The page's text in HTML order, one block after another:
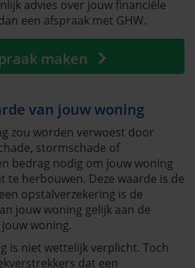
advies over jouw financiële
een afspraak met GHW.
maken
van jouw woning
zou worden verwoest door
stormschade of
bedrag nodig om jouw woning
te herbouwen. Deze waarde is de
opstalverzekering is de
jouw woning gelijk aan de
woning.
is niet wettelijk verplicht. Toch
dat een